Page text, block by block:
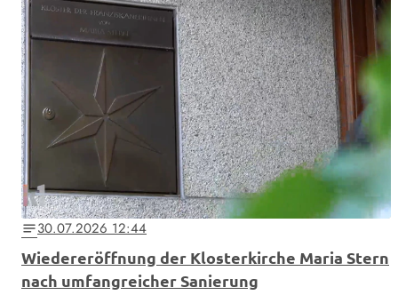
notes30.07.2026 12:44
Wiedereröffnung der Klosterkirche Maria Stern
nach umfangreicher Sanierung